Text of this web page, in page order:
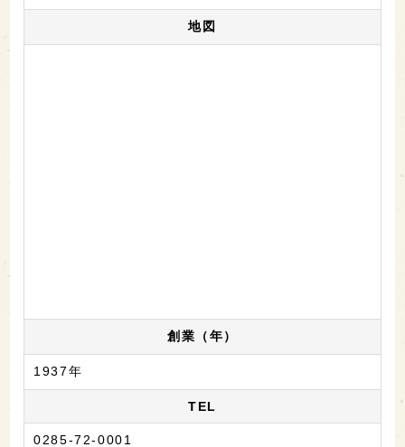
地図
創業（年）
1937年
TEL
0285-72-0001